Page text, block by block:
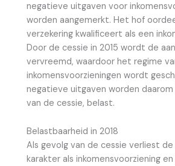
negatieve uitgaven voor
worden aangemerkt. Het hof
verzekering kwalificeert als een
Door de cessie in 2015 wordt de
vervreemd, waardoor het regime
inkomensvoorzieningen wordt
negatieve uitgaven worden daarom
van de cessie, belast.
Belastbaarheid in 2018
Als gevolg van de cessie verliest de
karakter als inkomensvoorziening